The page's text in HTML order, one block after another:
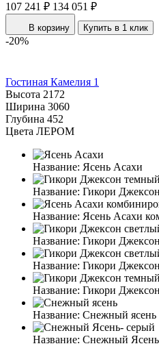
107 241 ₽ 134 051 ₽
В корзину Купить в 1 клик
-20%
Гостиная Камелия 1
Высота 2172
Ширина 3060
Глубина 452
Цвета ЛЕРОМ
Название: Ясень Асахи
Название: Гикори
Название: Ясень Асахи
Название: Гикори
Название: Гикори
Название: Гикори
Название: Снежный ясень
Название: Снежный